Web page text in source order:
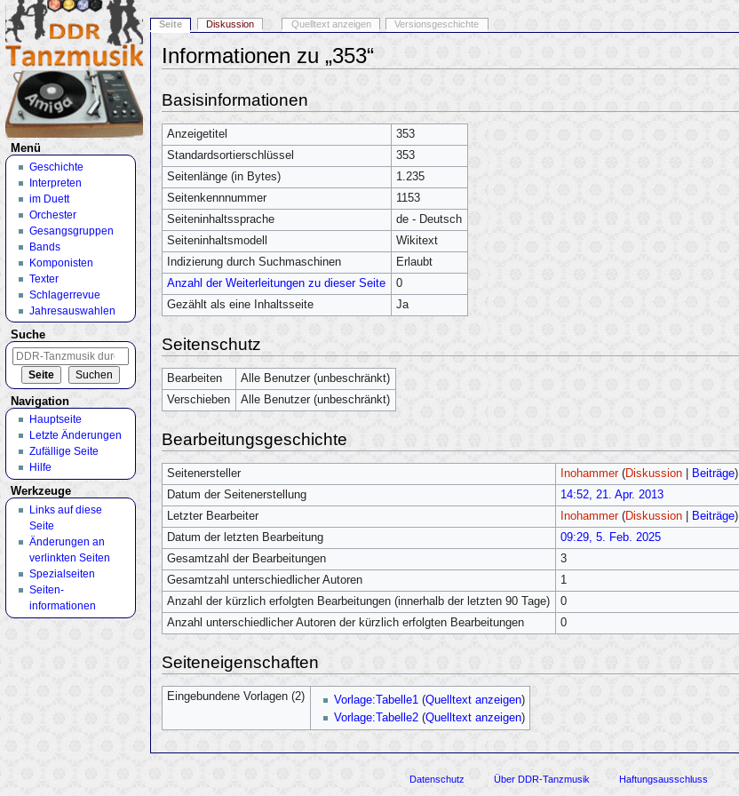
Informationen zu „353“
Basisinformationen
Anzeigetitel
353
Standardsortierschlüssel
353
Seitenlänge (in Bytes)
1.235
Seitenkennnummer
1153
Seiteninhaltssprache
de - Deutsch
Seiteninhaltsmodell
Wikitext
Indizierung durch Suchmaschinen
Erlaubt
Anzahl der Weiterleitungen zu dieser Seite
0
Gezählt als eine Inhaltsseite
Ja
Seitenschutz
Bearbeiten
Alle Benutzer (unbeschränkt)
Verschieben
Alle Benutzer (unbeschränkt)
Bearbeitungsgeschichte
Seitenersteller Inohammer (Diskussion Beiträge)
Datum der Seitenerstellung
14:52, 21. Apr. 2013
Letzter Bearbeiter
Inohammer (Diskussion Beiträge)
Datum der letzten Bearbeitung
09:29, 5. Feb. 2025
Gesamtzahl der Bearbeitungen
3
Gesamtzahl unterschiedlicher Autoren
1
Anzahl der kürzlich erfolgten Bearbeitungen (innerhalb der letzten 90 Tage)
0
Anzahl unterschiedlicher Autoren der kürzlich erfolgten Bearbeitungen
0
Seiteneigenschaften
Eingebundene Vorlagen (2) Vorlage:Tabelle1 (Quelltext anzeigen)
Vorlage:Tabelle2(Quelltext anzeigen)
Seite Diskussion Quelltext anzeigen Versionsgeschichte
Menü
Geschichte
Interpreten
im Duett
Orchester
Gesangsgruppen
Bands
Komponisten
Texter
Schlagerrevue
Jahresauswahlen
Suche
Navigation
Hauptseite
Letzte Änderungen
Zufällige Seite
Hilfe
Werkzeuge
Links auf diese
Seite
Änderungen an
verlinkten Seiten
Spezialseiten
Seiten­
informationen
Datenschutz Über DDR-Tanzmusik Haftungsausschluss